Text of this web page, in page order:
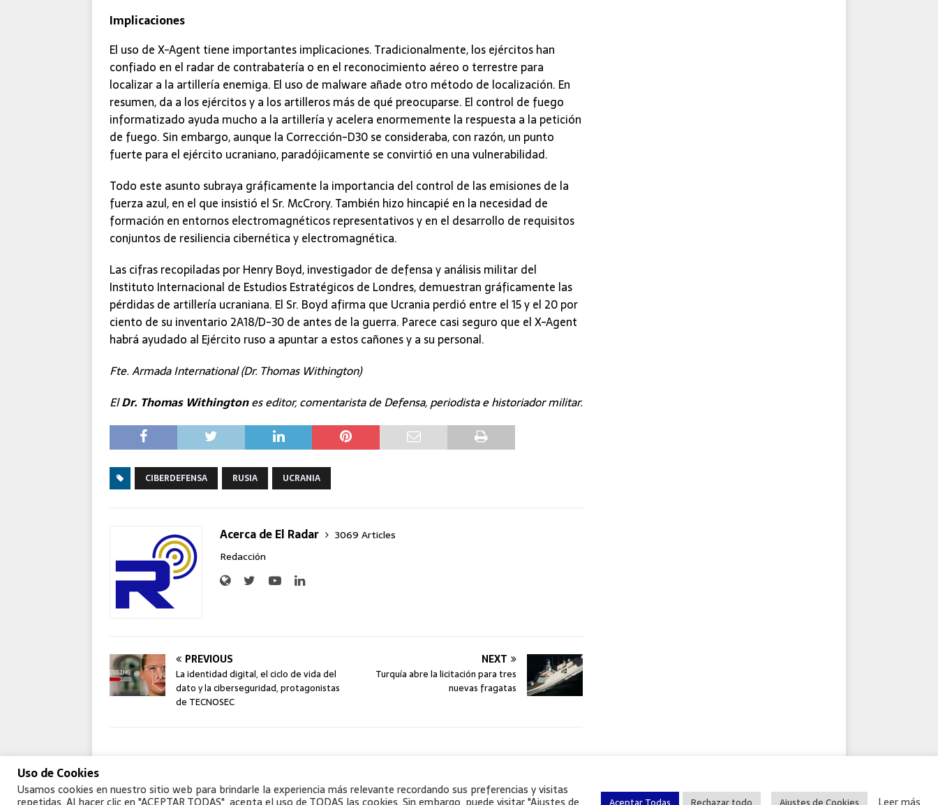
Implicaciones
El uso de X-Agent tiene importantes implicaciones. Tradicionalmente, los ejércitos han
confiado en el radar de contrabatería o en el reconocimiento aéreo o terrestre para
localizar a la artillería enemiga. El uso de malware añade otro método de localización. En
resumen, da a los ejércitos y a los artilleros más de qué preocuparse. El control de fuego
informatizado ayuda mucho a la artillería y acelera enormemente la respuesta a la petición
de fuego. Sin embargo, aunque la Corrección-D30 se consideraba, con razón, un punto
fuerte para el ejército ucraniano, paradójicamente se convirtió en una vulnerabilidad.
Todo este asunto subraya gráficamente la importancia del control de las emisiones de la
fuerza azul, en el que insistió el Sr. McCrory. También hizo hincapié en la necesidad de
formación en entornos electromagnéticos representativos y en el desarrollo de requisitos
conjuntos de resiliencia cibernética y electromagnética.
Las cifras recopiladas por Henry Boyd, investigador de defensa y análisis militar del
Instituto Internacional de Estudios Estratégicos de Londres, demuestran gráficamente las
pérdidas de artillería ucraniana. El Sr. Boyd afirma que Ucrania perdió entre el 15 y el 20 por
ciento de su inventario 2A18/D-30 de antes de la guerra. Parece casi seguro que el X-Agent
habrá ayudado al Ejército ruso a apuntar a estos cañones y a su personal.
Fte. Armada International (Dr. Thomas Withington)
ElDr. Thomas Withingtones editor, comentarista de Defensa, periodista e historiador militar.
CIBERDEFENSA RUSIA UCRANIA
Acerca de El Radar
3069 Articles
Redacción
PREVIOUS
La identidad digital, el ciclo de vida del
dato y la ciberseguridad, protagonistas
de TECNOSEC
NEXT
Turquía abre la licitación para tres
nuevas fragatas
©Aptie, todos los derechos reservados
Uso de Cookies
Usamos cookies en nuestro sitio web para brindarle la experiencia más relevante recordando sus preferencias y visitas